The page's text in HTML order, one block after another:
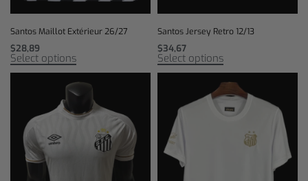
Santos Maillot Extérieur 26/27
$28,89
Select options
Santos Jersey Retro 12/13
$34,67
Select options